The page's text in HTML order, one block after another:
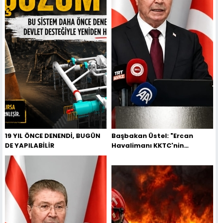
19 YIL ÖNCE DENENDİ, BUGÜN
DE YAPILABİLİR
Başbakan Üstel: "Ercan
Havalimanı KKTC'nin
ve öyle kalacaktır"